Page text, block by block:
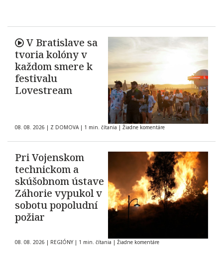
V Bratislave sa
tvoria kolóny v
každom smere k
festivalu
Lovestream
08. 08. 2026 | Z DOMOVA | 1 min. čítania | Žiadne komentáre
Pri Vojenskom
technickom a
skúšobnom ústave
Záhorie vypukol v
sobotu popoludní
požiar
08. 08. 2026 | REGIÓNY | 1 min. čítania | Žiadne komentáre